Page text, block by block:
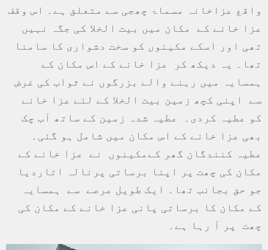
واقع عزاخانہ مسماۃ چھجی سے متعلق ہے۔ اس وقف
عزا خانے کے مکان میں بیت الخلا کی جگہ نہیں
تھی اور اسکے مکینوں کو سخت دشواری کا سامنا
تھا۔ یہ دیکھ کر عزا خانے کے اس مکان کے
ہمسایہ میں رہنے والے بزرگوں نے ثواب کی غرض
سے اپنی کچھ زمین بیت الخلا کے لئے عزا خانے
کو عطیہ کردی۔ عطیہ شدہ زمین کے ساتھ آب چک
بھی عزا خانے کے اس مکان میں شامل ہو گئی۔
عطیہ کنندگان گھر کےمکینوں نے عزا خانے کے
مکان کی چھت پر اپنا برساتی پرنالہ اتاردیا
جو حق بجانب تھا۔ ایک طویل عرصے سے ہمسایہ
کے مکان کا برساتی پانی عزا خانے کے مکان کی
چھت پر آ رہا ہے۔